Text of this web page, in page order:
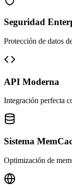
Seguridad
Protección de datos
API Moderna
Integración perfecta
Sistema
Optimización de